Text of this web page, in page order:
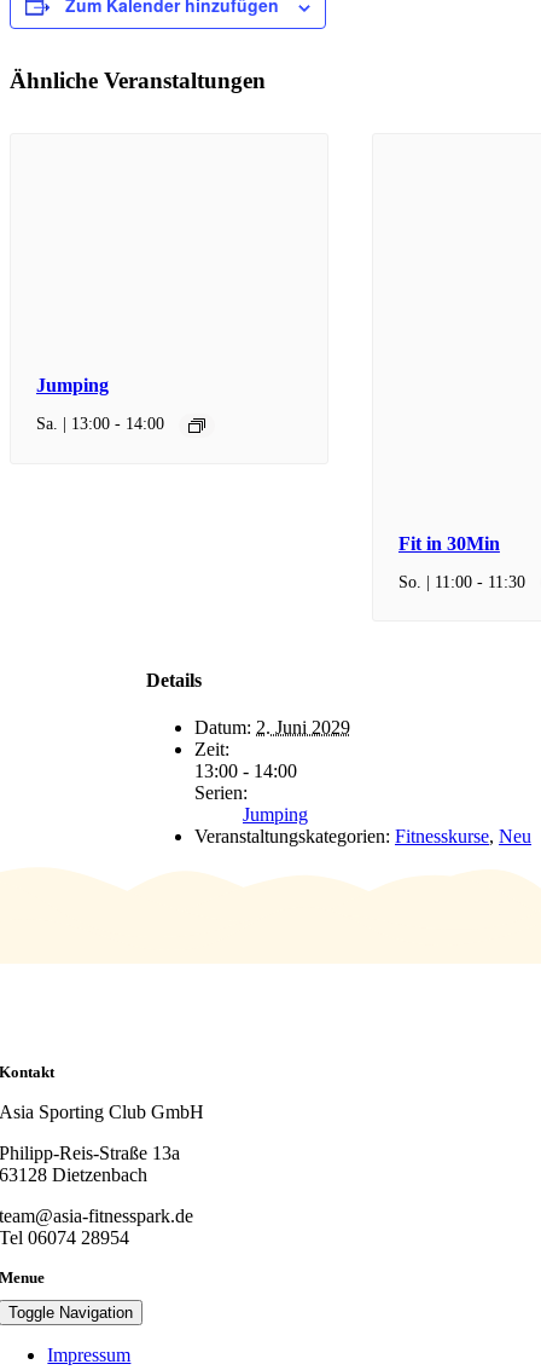
Zum Kalender hinzufügen
Ähnliche Veranstaltungen
Jumping
Sa. | 13:00- 14:00
Fit in 30Min
So. | 11:00- 11:30
Details
Datum: 2. Juni 2029
Zeit:
13:00 - 14:00
Serien:
Jumping
Veranstaltungskategorien: Fitnesskurse, Neu
Kontakt
Asia Sporting Club GmbH
Philipp-Reis-Straße 13a
63128 Dietzenbach
team@asia-fitnesspark.de
Tel 06074 28954
Menue
Toggle Navigation
Impressum